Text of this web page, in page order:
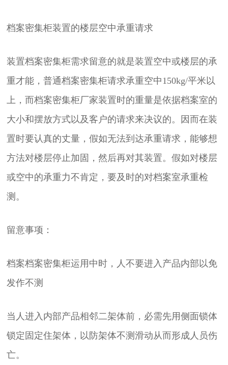
档案密集柜装置的楼层空中承重请求
装置档案密集柜需求留意的就是装置空中或楼层的承
重才能，普通档案密集柜请求承重空中150kg/平米以
上，而档案密集柜厂家装置时的重量是依据档案室的
大小和摆放方式以及客户的请求来决议的。因而在装
置时要认真的丈量，假如无法到达承重请求，能够想
方法对楼层停止加固，然后再对其装置。假如对楼层
或空中的承重力不肯定，要及时的对档案室承重检
测。
留意事项：
档案档案密集柜运用中时，人不要进入产品内部以免
发作不测
当人进入内部产品相邻二架体前，必需先用侧面锁体
锁定固定住架体，以防架体不测滑动从而形成人员伤
亡。